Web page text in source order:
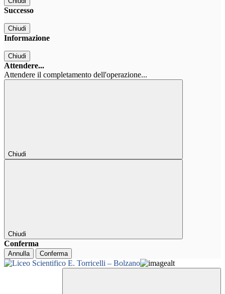
Successo
Chiudi
Informazione
Chiudi
Attendere...
Attendere il completamento dell'operazione...
Chiudi
Chiudi
Conferma
Annulla Conferma